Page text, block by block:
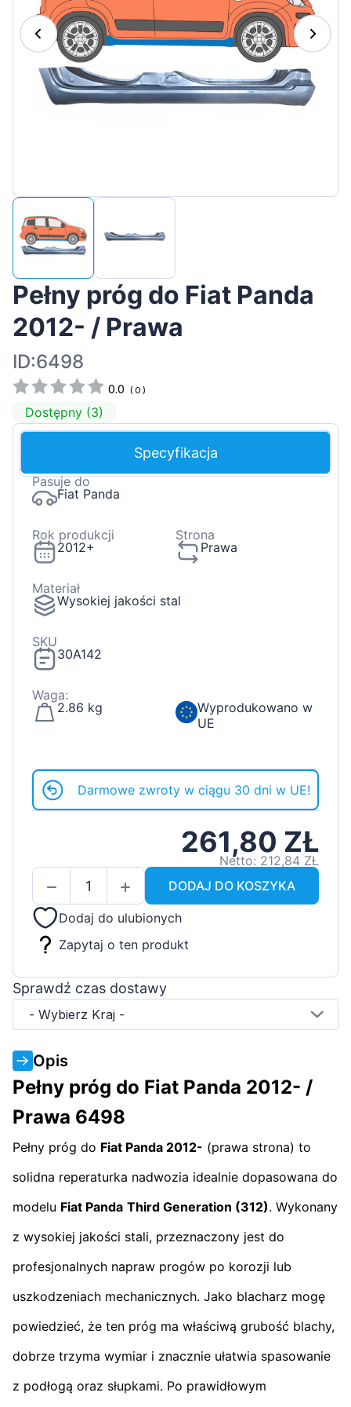
Lietuvių
Português
Pełny próg do Fiat Panda
2012- / Prawa
ID:6498
0.0 (0 )
Dostępny (3)
Specyfikacja
Pasuje do
Fiat Panda
Rok produkcji
2012+
Strona
Prawa
Materiał
Wysokiej jakości stal
SKU
30A142
Waga:
2.86 kg
Wyprodukowano w
UE
Darmowe zwroty w ciągu 30 dni w UE!
261,80 ZŁ
Netto: 212,84 ZŁ
DODAJ DO KOSZYKA
Dodaj do ulubionych
Zapytaj o ten produkt
Sprawdź czas dostawy
- Wybierz Kraj -
Opis
Pełny próg do Fiat Panda 2012- /
Prawa 6498
Pełny próg do Fiat Panda 2012- (prawa strona) to
solidna reperaturka nadwozia idealnie dopasowana do
modelu Fiat Panda Third Generation (312). Wykonany
z wysokiej jakości stali, przeznaczony jest do
profesjonalnych napraw progów po korozji lub
uszkodzeniach mechanicznych. Jako blacharz mogę
powiedzieć, że ten próg ma właściwą grubość blachy,
dobrze trzyma wymiar i znacznie ułatwia spasowanie
z podłogą oraz słupkami. Po prawidłowym